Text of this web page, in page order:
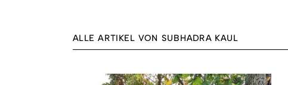
ALLE ARTIKEL VON SUBHADRA KAUL